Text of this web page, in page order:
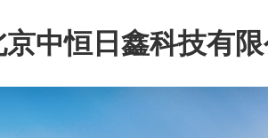
京中恒日鑫科技有